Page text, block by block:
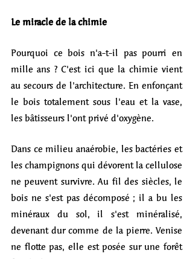
Le miracle de la chimie
Pourquoi ce bois n'a-t-il pas pourri en
mille ans ? C'est ici que la chimie vient
au secours de l'architecture. En enfonçant
le bois totalement sous l'eau et la vase,
les bâtisseurs l'ont privé d'oxygène.
Dans ce milieu anaérobie, les bactéries et
les champignons qui dévorent la cellulose
ne peuvent survivre. Au fil des siècles, le
bois ne s'est pas décomposé ; il a bu les
minéraux du sol, il s'est minéralisé,
devenant dur comme de la pierre. Venise
ne flotte pas, elle est posée sur une forêt